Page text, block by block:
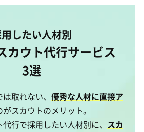
したい人材別
カウト代行サービス
3選
取れない、 優秀な人材に直接ア
がスカウトのメリット。
行で採用したい人材別に、 スカ